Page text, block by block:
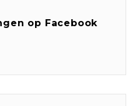
op Facebook